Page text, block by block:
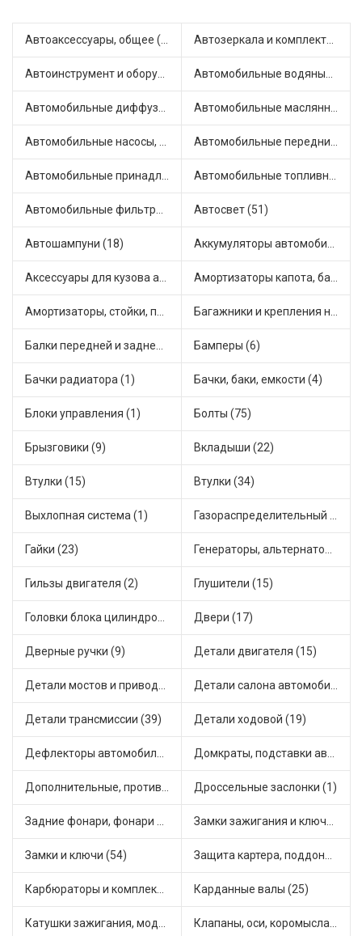
Автоаксессуары, общее (1) Автозеркала и комплектующие (11)
Автоинструмент и оборудование (7) Автомобильные водяные насосы (14)
Автомобильные диффузоры и вентиляторы (4) Автомобильные маслянные насосы (9)
Автомобильные насосы, компрессоры и манометры (1) Автомобильные передние фары (12)
Автомобильные принадлежности и аксессуары (6) Автомобильные топливные насосы (17)
Автомобильные фильтры (1) Автосвет (51)
Автошампуни (18) Аккумуляторы автомобильные (2)
Аксессуары для кузова автомобиля (1) Амортизаторы капота, багажника (6)
Амортизаторы, стойки, подушки стоек (36) Багажники и крепления на крышу (1)
Балки передней и задней подвески (4) Бамперы (6)
Бачки радиатора (1) Бачки, баки, емкости (4)
Блоки управления (1) Болты (75)
Брызговики (9) Вкладыши (22)
Втулки (15) Втулки (34)
Выхлопная система (1) Газораспределительный механизм (2)
Гайки (23) Генераторы, альтернаторы и комплектующие (48)
Гильзы двигателя (2) Глушители (15)
Головки блока цилиндров (2) Двери (17)
Дверные ручки (9) Детали двигателя (15)
Детали мостов и привода трансмиссии (58) Детали салона автомобиля (47)
Детали трансмиссии (39) Детали ходовой (19)
Дефлекторы автомобильные (4) Домкраты, подставки автомобильные (1)
Дополнительные, противотуманные фары (2) Дроссельные заслонки (1)
Задние фонари, фонари видимости (5) Замки зажигания и ключи (11)
Замки и ключи (54) Защита картера, поддона, КПП (3)
Карбюраторы и комплектующие (32) Карданные валы (25)
Катушки зажигания, модули зажигания (3) Клапаны, оси, коромысла (14)